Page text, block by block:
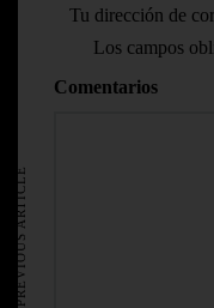
Tu dirección de
Los campos
Comentarios
PREVIOUS ARTICLE